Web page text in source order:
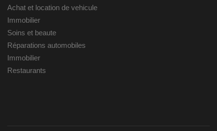
Achat et location de vehicule
Immobilier
Soins et beaute
Réparations automobiles
Immobilier
Restaurants